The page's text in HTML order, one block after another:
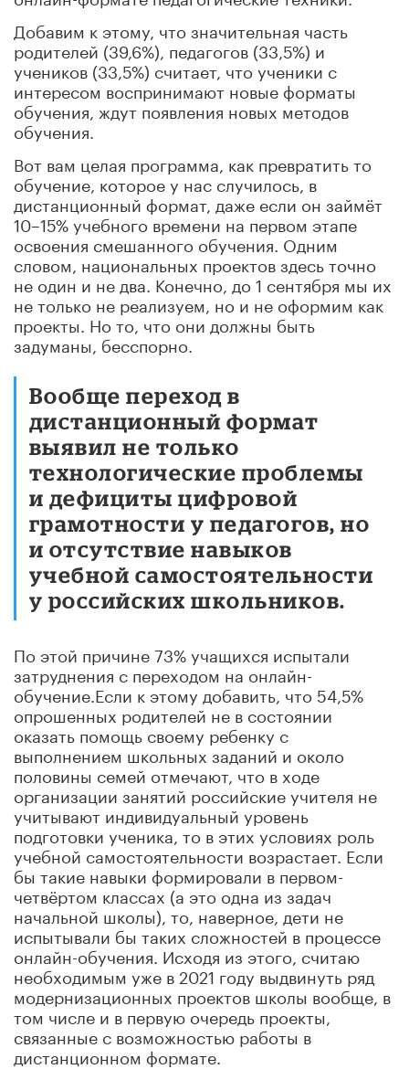
Добавим к этому, что значительная часть
родителей (39,6%), педагогов (33,5%) и
учеников (33,5%) считает, что ученики с
интересом воспринимают новые форматы
обучения, ждут появления новых методов
обучения.
Вот вам целая программа, как превратить то
обучение, которое у нас случилось, в
дистанционный формат, даже если он займёт
10–15% учебного времени на первом этапе
освоения смешанного обучения. Одним
словом, национальных проектов здесь точно
не один и не два. Конечно, до 1 сентября мы их
не только не реализуем, но и не оформим как
проекты. Но то, что они должны быть
задуманы, бесспорно.
Вообще переход в
дистанционный формат
выявил не только
технологические проблемы
и дефициты цифровой
грамотности у педагогов, но
и отсутствие навыков
учебной самостоятельности
у российских школьников.
По этой причине 73% учащихся испытали
затруднения с переходом на онлайн-
обучение.Если к этому добавить, что 54,5%
опрошенных родителей не в состоянии
оказать помощь своему ребенку с
выполнением школьных заданий и около
половины семей отмечают, что в ходе
организации занятий российские учителя не
учитывают индивидуальный уровень
подготовки ученика, то в этих условиях роль
учебной самостоятельности возрастает. Если
бы такие навыки формировали в первом-
четвёртом классах (а это одна из задач
начальной школы), то, наверное, дети не
испытывали бы таких сложностей в процессе
онлайн-обучения. Исходя из этого, считаю
необходимым уже в 2021 году выдвинуть ряд
модернизационных проектов школы вообще, в
том числе и в первую очередь проекты,
связанные с возможностью работы в
дистанционном формате.